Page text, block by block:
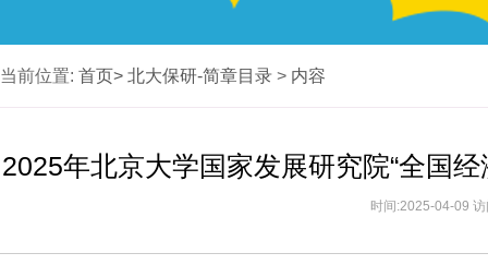
当前位置: 首页> 北大保研-简章目录 > 内容
2025年北京大学国家发展研究院“全国
时间:2025-04-09